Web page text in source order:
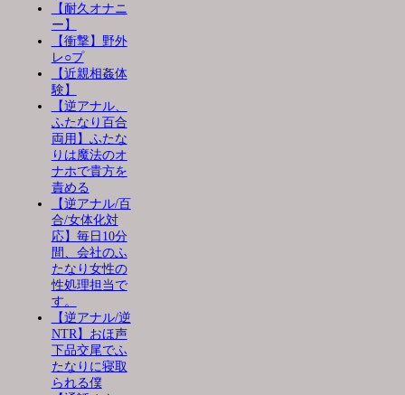
【耐久オナニ
ー】
【衝撃】野外
レ○プ
【近親相姦体
験】
【逆アナル、
ふたなり百合
両用】ふたな
りは魔法のオ
ナホで貴方を
責める
【逆アナル/百
合/女体化対
応】毎日10分
間、会社のふ
たなり女性の
性処理担当で
す。
【逆アナル/逆
NTR】おほ声
下品交尾でふ
たなりに寝取
られる僕